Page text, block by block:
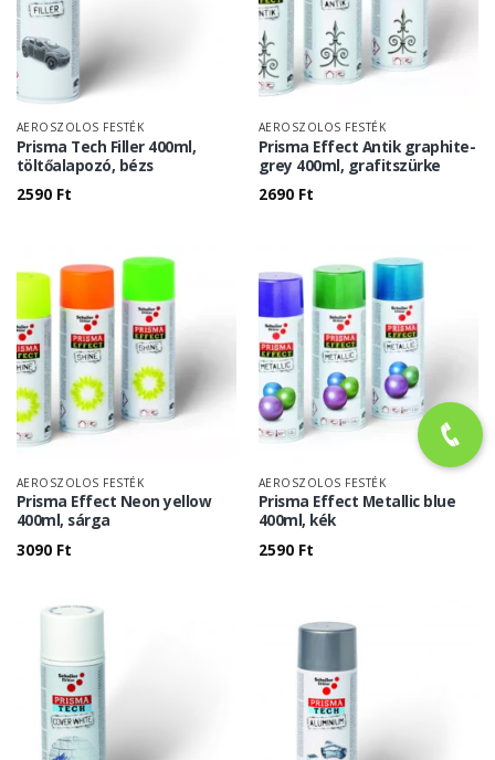
AEROSZOLOS FESTÉK
Prisma Tech Filler 400ml,
töltőalapozó, bézs
2590 Ft
AEROSZOLOS FESTÉK
Prisma Effect Antik graphite-
grey 400ml, grafitszürke
2690 Ft
AEROSZOLOS FESTÉK
Prisma Effect Neon yellow
400ml, sárga
3090 Ft
AEROSZOLOS FESTÉK
Prisma Effect Metallic blue
400ml, kék
2590 Ft